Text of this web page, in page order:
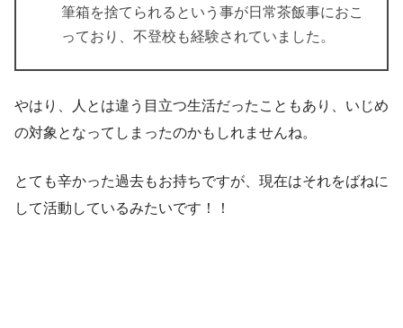
筆箱を捨てられるという事が日常茶飯事におこ
っており、不登校も経験されていました。
やはり、 人とは違う目立つ生活だったこと もあり、いじめ
の対象となってしまったのかもしれませんね。
とても辛かった過去もお持ちですが、現在はそれをばねに
して活動しているみたいです！！